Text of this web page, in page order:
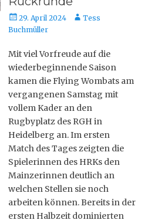
Posted
on
29. April 2024 AutorTess
Buchmüller
Mit viel Vorfreude auf die
wiederbeginnende Saison
kamen die Flying Wombats am
vergangenen Samstag mit
vollem Kader an den
Rugbyplatz des RGH in
Heidelberg an. Im ersten
Match des Tages zeigten die
Spielerinnen des HRKs den
Mainzerinnen deutlich an
welchen Stellen sie noch
arbeiten können. Bereits in der
ersten Halbzeit dominierten